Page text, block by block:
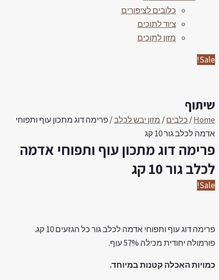
כלובים לציפורים
ציוד לתוכים
מזון לתוכים
/כלבים/מזון יבש לכלב/ פרימה דוג מתכון עוף ותפוחי
לכלב גור 10 קג
דוג מתכון עוף ותפוחי אדמה
גור 10 קג
דוג עוף ותפוחי אדמה לכלב גור כל הגזעים 10 קג.
יחודית מכילה 57% עוף.
האכלה קטנות במיוחד.